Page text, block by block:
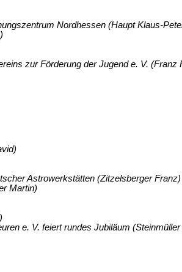
Nordhessen (Haupt Klaus-
zur Förderung der Jugend e. V. (Franz
Astrowerkstätten (Zitzelsberger Franz)
Martin)
e. V. feiert rundes Jubiläum (Steinmüller